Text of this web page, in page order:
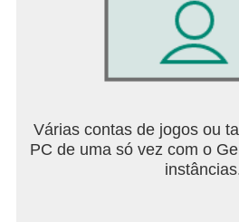
Várias contas de jogos ou
PC de uma só vez com o